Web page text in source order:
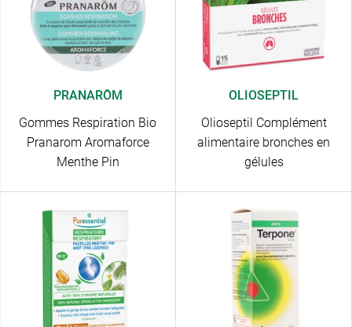
PRANARÔM
Gommes Respiration Bio
Pranarom Aromaforce
Menthe Pin
OLIOSEPTIL
Olioseptil Complément
alimentaire bronches en
gélules